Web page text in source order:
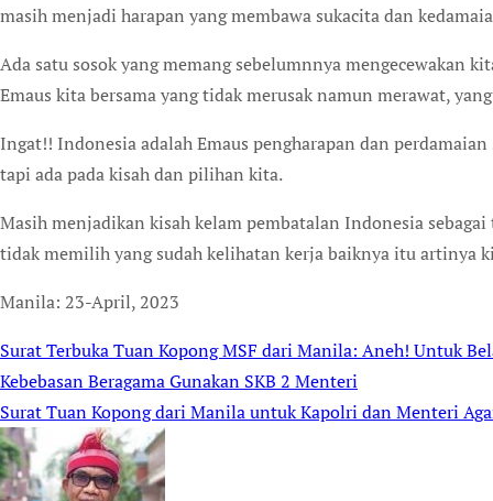
masih menjadi harapan yang membawa sukacita dan
Ada satu sosok yang memang sebelumnnya mengecewakan
Emaus kita bersama yang tidak merusak namun merawat,
Ingat!! Indonesia adalah Emaus pengharapan dan
tapi ada pada kisah dan pilihan kita.
Masih menjadikan kisah kelam pembatalan Indonesia
tidak memilih yang sudah kelihatan kerja baiknya itu artinya
Manila: 23-April, 2023
Post
navigation
Surat Terbuka Tuan Kopong MSF dari Manila: Aneh! Untuk
Kebebasan Beragama Gunakan SKB 2 Menteri
Surat Tuan Kopong dari Manila untuk Kapolri dan Menteri